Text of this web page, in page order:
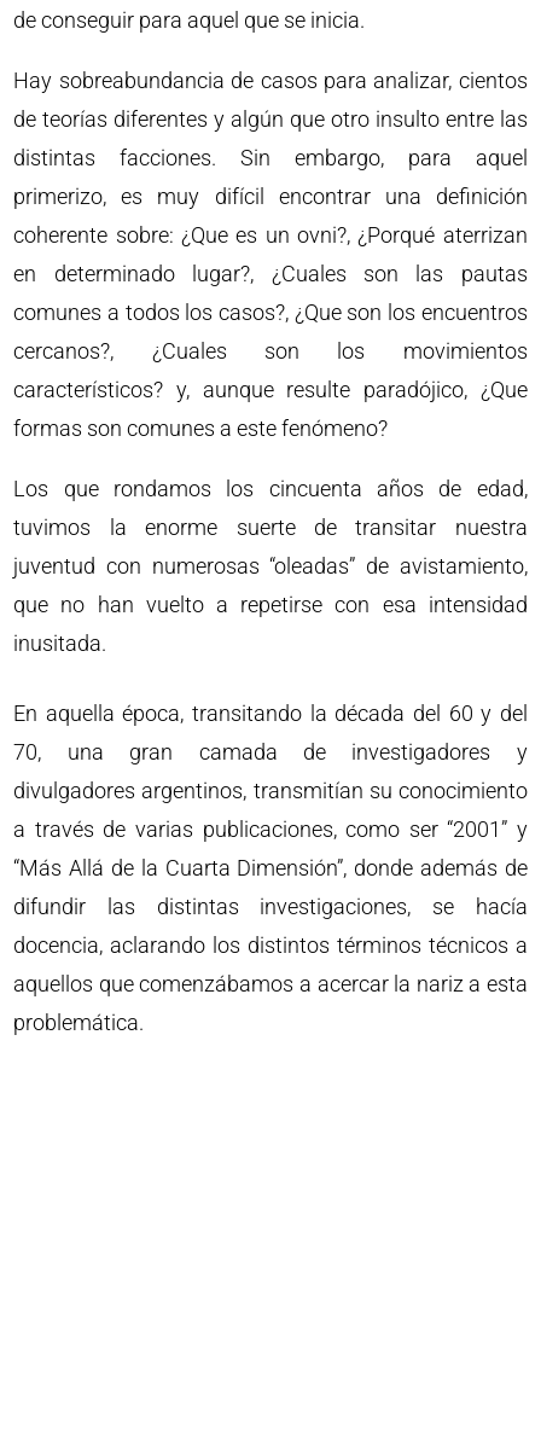
de conseguir para aquel que se inicia.
Hay sobreabundancia de casos para analizar, cientos
de teorías diferentes y algún que otro insulto entre las
distintas facciones. Sin embargo, para aquel
primerizo, es muy difícil encontrar una definición
coherente sobre: ¿Que es un ovni?, ¿Porqué aterrizan
en determinado lugar?, ¿Cuales son las pautas
comunes a todos los casos?, ¿Que son los encuentros
cercanos?, ¿Cuales son los movimientos
característicos? y, aunque resulte paradójico, ¿Que
formas son comunes a este fenómeno?
Los que rondamos los cincuenta años de edad,
tuvimos la enorme suerte de transitar nuestra
juventud con numerosas “oleadas” de avistamiento,
que no han vuelto a repetirse con esa intensidad
inusitada.
En aquella época, transitando la década del 60 y del
70, una gran camada de investigadores y
divulgadores argentinos, transmitían su conocimiento
a través de varias publicaciones, como ser “2001” y
“Más Allá de la Cuarta Dimensión”, donde además de
difundir las distintas investigaciones, se hacía
docencia, aclarando los distintos términos técnicos a
aquellos que comenzábamos a acercar la nariz a esta
problemática.